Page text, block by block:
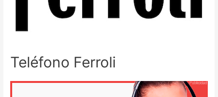
Teléfono Ferroli